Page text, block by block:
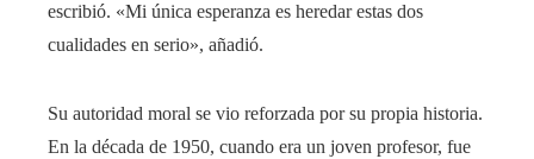
escribió. «Mi única esperanza es heredar estas dos
cualidades en serio», añadió.
Su autoridad moral se vio reforzada por su propia historia.
En la década de 1950, cuando era un joven profesor, fue